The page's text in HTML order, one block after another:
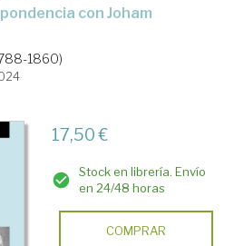
1860)
17,50 €
Stock en librería. Envío
en 24/48 horas
COMPRAR